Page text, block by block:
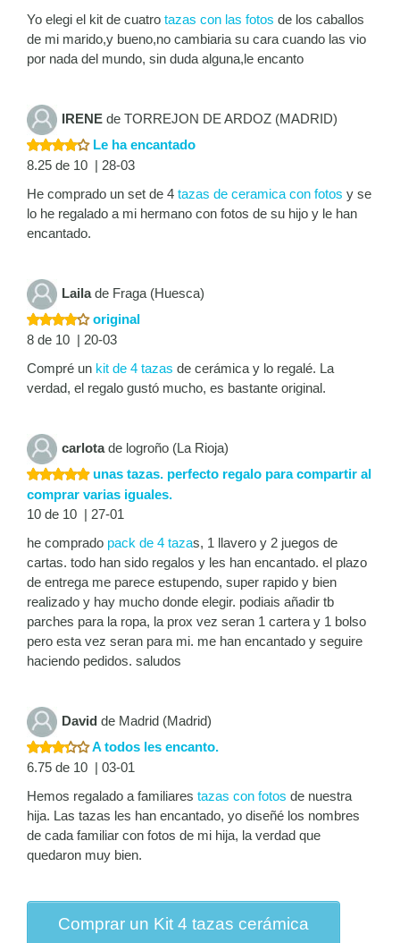
Yo elegi el kit de cuatro tazas con las fotos de los caballos
de mi marido,y bueno,no cambiaria su cara cuando las vio
por nada del mundo, sin duda alguna,le encanto
IRENE de TORREJON DE ARDOZ (MADRID)
Le ha encantado
8.25 de 10 | 28-03
He comprado un set de 4 tazas de ceramica con fotos y se
lo he regalado a mi hermano con fotos de su hijo y le han
encantado.
Lailade Fraga (Huesca)
original
8 de 10 | 20-03
Compré un kit de 4 tazas de cerámica y lo regalé. La
verdad, el regalo gustó mucho, es bastante original.
carlotade logroño (La Rioja)
unas tazas. perfecto regalo para compartir al
comprar varias iguales.
10 de 10 | 27-01
he comprado pack de 4 tazas, 1 llavero y 2 juegos de
cartas. todo han sido regalos y les han encantado. el plazo
de entrega me parece estupendo, super rapido y bien
realizado y hay mucho donde elegir. podiais añadir tb
parches para la ropa, la prox vez seran 1 cartera y 1 bolso
pero esta vez seran para mi. me han encantado y seguire
haciendo pedidos. saludos
David de Madrid (Madrid)
A todos les encanto.
6.75 de 10 | 03-01
Hemos regalado a familiares tazas con fotos de nuestra
hija. Las tazas les han encantado, yo diseñé los nombres
de cada familiar con fotos de mi hija, la verdad que
quedaron muy bien.
Comprar un Kit 4 tazas cerámica